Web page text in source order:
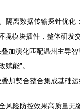
离数据传输探针优
境模块插件，整体研
加演化匹配温州主
能”。
加契合整合集成基础运
险防控效果高质量